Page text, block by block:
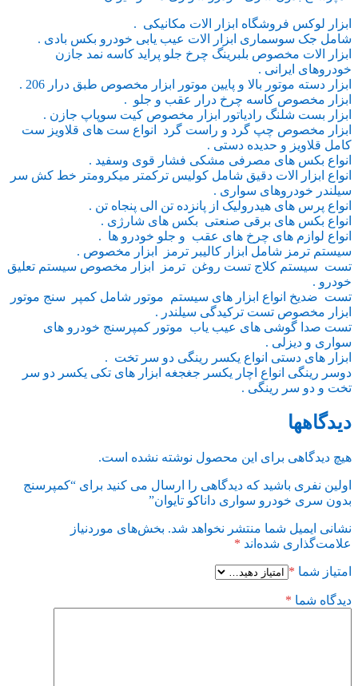
ابزار لوکس فروشگاه ابزار الات مکانیکی .
شامل جک سوسماری ابزار الات عیب یابی خودرو بکس بادی .
ابزار الات مخصوص بلبرینگ چرخ جلو پراید کاسه نمد جازن
خودروهای ایرانی .
ابزار دسته موتور بالا و پایین موتور ابزار مخصوص طبق درار 206 .
ابزار مخصوص کاسه چرخ درار عقب و جلو .
ابزار بست شلنگ رادیاتور ابزار مخصوص کیت سوپاپ جازن .
ابزار مخصوص چپ گرد و راست گرد انواع ست های قلاویز ست
کامل قلاویز و حدیده دستی .
انواع بکس های مصرفی مشکی فشار قوی وسفید .
انواع ابزار الات دقیق شامل کولیس ترکمتر میکرومتر خط کش سر
سیلندر خودروهای سواری .
انواع پرس های هیدرولیک از پانزده تن الی پنجاه تن .
انواع بکس های برقی صنعتی بکس های شارژی .
انواع لوازم های چرخ های عقب و جلو خودرو ها .
سیستم ترمز شامل ابزار کالیبر ترمز ابزار مخصوص .
تست سیستم کلاج تست روغن ترمز ابزار مخصوص سیستم تعلیق
خودرو .
تست ضدیخ انواع ابزار های سیستم موتور شامل کمپر سنج موتور
ابزار مخصوص تست ترکیدگی سیلندر .
تست صدا گوشی های عیب یاب موتور کمپرسنج خودرو های
سواری و دیزلی .
ابزار های دستی انواع یکسر رینگی دو سر تخت .
دوسر رینگی انواع اچار یکسر جغجغه ابزار های تکی یکسر دو سر
تخت و دو سر رینگی .
دیدگاهها
هیچ دیدگاهی برای این محصول نوشته نشده است.
اولین نفری باشید که دیدگاهی را ارسال می کنید برای “کمپرسنج
بدون سری خودرو سواری داناکو تایوان”
نشانی ایمیل شما منتشر نخواهد شد. بخش‌های موردنیاز
علامت‌گذاری شده‌اند *
امتیاز شما *
دیدگاه شما *